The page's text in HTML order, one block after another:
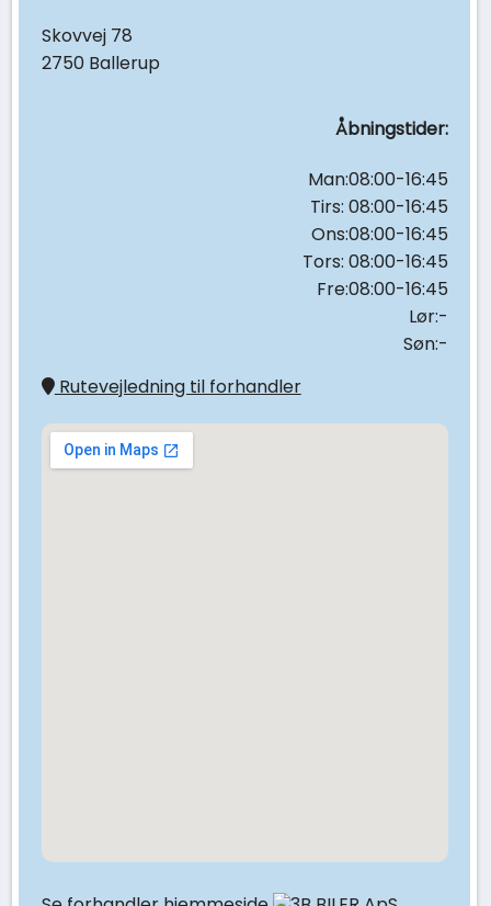
Skovvej 78
2750 Ballerup
Åbningstider:
Man:08:00-16:45
Tirs: 08:00-16:45
Ons:08:00-16:45
Tors: 08:00-16:45
Fre:08:00-16:45
Lør:-
Søn:-
Rutevejledning til forhandler